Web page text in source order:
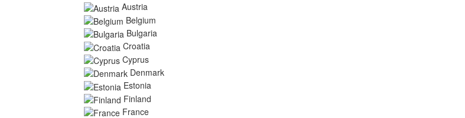
Austria
Belgium
Bulgaria
Croatia
Cyprus
Denmark
Estonia
Finland
France